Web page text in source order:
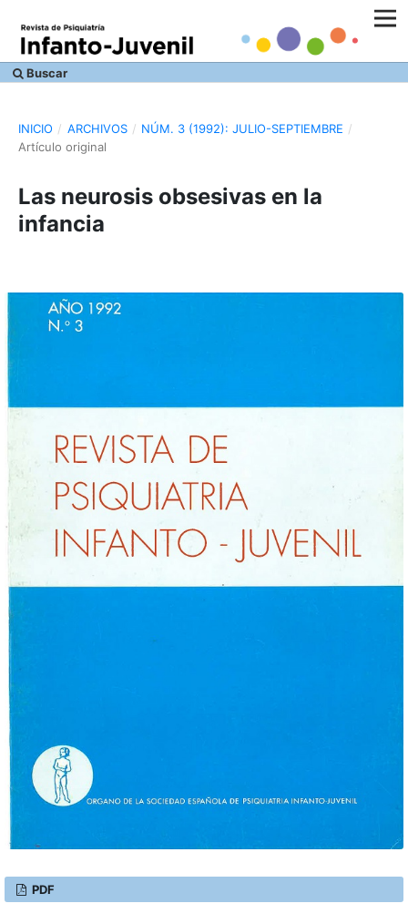
Buscar
INICIO / ARCHIVOS / NÚM. 3 (1992): JULIO-SEPTIEMBRE /
Artículo original
Las neurosis obsesivas en la
infancia
PDF